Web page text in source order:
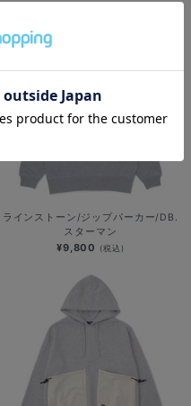
ラインストーン/ジップパーカー/DB.
スターマン
¥9,800 (税込)